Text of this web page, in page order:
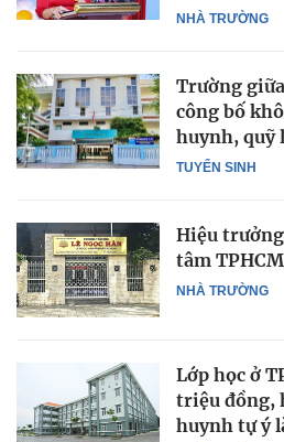
NHÀ TRƯỜNG
TUYỂN SINH
Trường
công bố
huynh, quỹ
NHÀ TRƯỜNG
Hiệu
tâm
Lớp học ở
triệu đồng,
huynh tự ý